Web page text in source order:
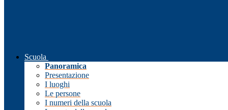
Scuola
Panoramica
Presentazione
I luoghi
Le persone
I numeri della scuola